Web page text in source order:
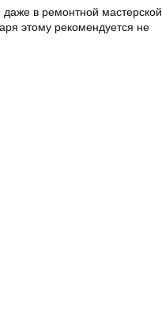
в ремонтной мастерской
этому рекомендуется не